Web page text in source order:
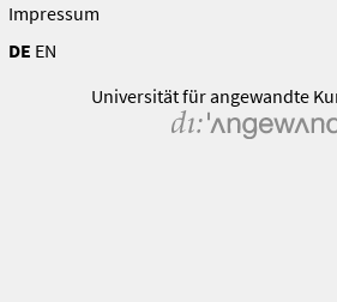
Impressum
DE EN
Universität für angewandte